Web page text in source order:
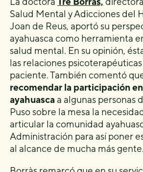
Salud Mental y Adicciones del
Joan de Reus, aportó su
ayahuasca como herramienta
salud mental. En su opinión,
las relaciones
paciente. También comentó
recomendar la participación
ayahuasca a algunas personas
Puso sobre la mesa la
articular la comunidad
Administración para así poner
al alcance de mucha más gente.